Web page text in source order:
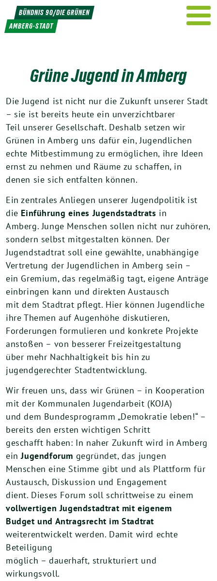
Weiter
zum
Inhalt
BÜNDNIS 90/DIE GRÜNEN
AMBERG-STADT
Grüne Jugend in Amberg
Die Jugend ist nicht nur die Zukunft unserer Stadt
– sie ist bereits heute ein unverzichtbarer
Teil unserer Gesellschaft. Deshalb setzen wir
Grünen in Amberg uns dafür ein, Jugendlichen
echte Mitbestimmung zu ermöglichen, ihre Ideen
ernst zu nehmen und Räume zu schaffen, in
denen sie sich entfalten können.
Ein zentrales Anliegen unserer Jugendpolitik ist
die Einführung eines Jugendstadtrats in
Amberg. Junge Menschen sollen nicht nur zuhören,
sondern selbst mitgestalten können. Der
Jugendstadtrat soll eine gewählte, unabhängige
Vertretung der Jugendlichen in Amberg sein –
ein Gremium, das regelmäßig tagt, eigene Anträge
einbringen kann und direkten Austausch
mit dem Stadtrat pflegt. Hier können Jugendliche
ihre Themen auf Augenhöhe diskutieren,
Forderungen formulieren und konkrete Projekte
anstoßen – von besserer Freizeitgestaltung
über mehr Nachhaltigkeit bis hin zu
jugendgerechter Stadtentwicklung.
Wir freuen uns, dass wir Grünen – in Kooperation
mit der Kommunalen Jugendarbeit (KOJA)
und dem Bundesprogramm „Demokratie leben!“ –
bereits den ersten wichtigen Schritt
geschafft haben: In naher Zukunft wird in Amberg
einJugendforum gegründet, das jungen
Menschen eine Stimme gibt und als Plattform für
Austausch, Diskussion und Engagement
dient. Dieses Forum soll schrittweise zu einem
vollwertigen Jugendstadtrat mit eigenem
Budget und Antragsrecht im Stadtrat
weiterentwickelt werden. Damit wird echte
Beteiligung
möglich – dauerhaft, strukturiert und
wirkungsvoll.